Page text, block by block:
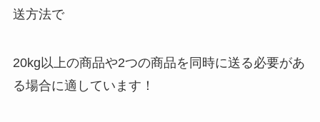
送方法で
20kg以上の商品や2つの商品を同時に送る必要があ
る場合に適しています！